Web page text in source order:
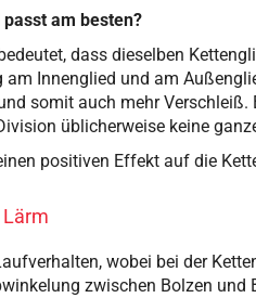
am besten?
dass dieselben
Innenglied und am
somit auch mehr
üblicherweise keine
positiven Effekt auf die
wobei bei der
zwischen Bolzen